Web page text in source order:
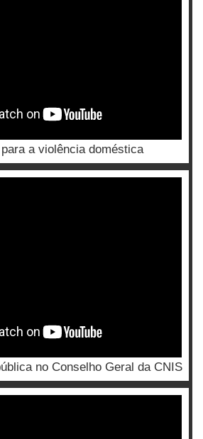
a violência doméstica
no Conselho Geral da CNIS